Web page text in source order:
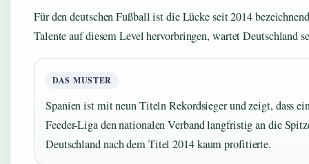
Für den deutschen Fußball ist die Lücke seit 2014
Talente auf diesem Level hervorbringen, wartet Deutschland
DAS MUSTER
Spanien ist mit neun Titeln Rekordsieger und zeigt, dass
Feeder-Liga den nationalen Verband langfristig an die
Deutschland nach dem Titel 2014 kaum profitierte.